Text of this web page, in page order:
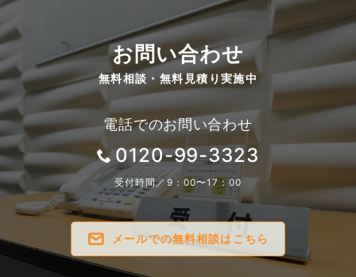
お問い合わせ
無料相談・無料見積り実施中
電話でのお問い合わせ
0120-99-3323
受付時間／9：00〜17：00
メールでの無料相談はこちら